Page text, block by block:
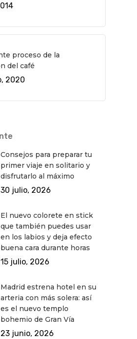
proceso de la
del café
2020
Consejos para preparar tu
primer viaje en solitario y
disfrutarlo al máximo
30 julio, 2026
El nuevo colorete en stick
que también puedes usar
en los labios y deja efecto
buena cara durante horas
15 julio, 2026
Madrid estrena hotel en su
arteria con más solera: así
es el nuevo templo
bohemio de Gran Vía
23 junio, 2026
QUÉ HACER
Planes
Novedades
Cine
GASTRO
Bares Y Cafés
Gourmet
VIAJES
CONTACTO